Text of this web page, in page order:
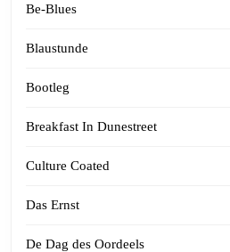
Be-Blues
Blaustunde
Bootleg
Breakfast In Dunestreet
Culture Coated
Das Ernst
De Dag des Oordeels